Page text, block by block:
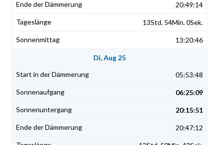
20:49:14
13Std. 54Min. 0Sek.
13:20:46
Di, Aug 25
05:53:48
06:25:09
20:15:51
20:47:12